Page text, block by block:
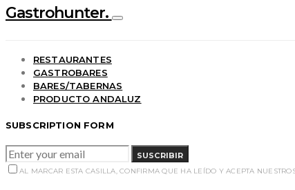
Gastrohunter.
RESTAURANTES
GASTROBARES
BARES/TABERNAS
PRODUCTO ANDALUZ
SUBSCRIPTION FORM
SUSCRIBIR
AL MARCAR ESTA CASILLA, CONFIRMA QUE HA LEÍDO Y ACEPTA